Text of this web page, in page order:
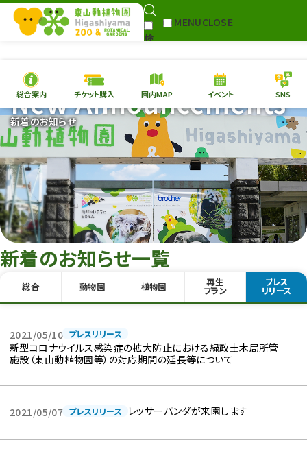
検
MENUCLOSE
本日の開園情報 チケ
園内MAP イベント
総合案内
動物園 植物園
再生プラン
東山動植物園
への支援
サイトマップ
Follow
総合案内 チケット購入 園内MAP イベント SNS
新着のお知らせ
New Announcements
新着のお知らせ一覧
総合 動物園 植物園 再生
プラン
プレス
リリース
2021/05/10 プレスリリース
新型コロナウイルス感染症の拡大防止における緑政土木局所管
施設（東山動植物園等）の対応期間の延長等について
2021/05/07 プレスリリース レッサーパンダが来園します